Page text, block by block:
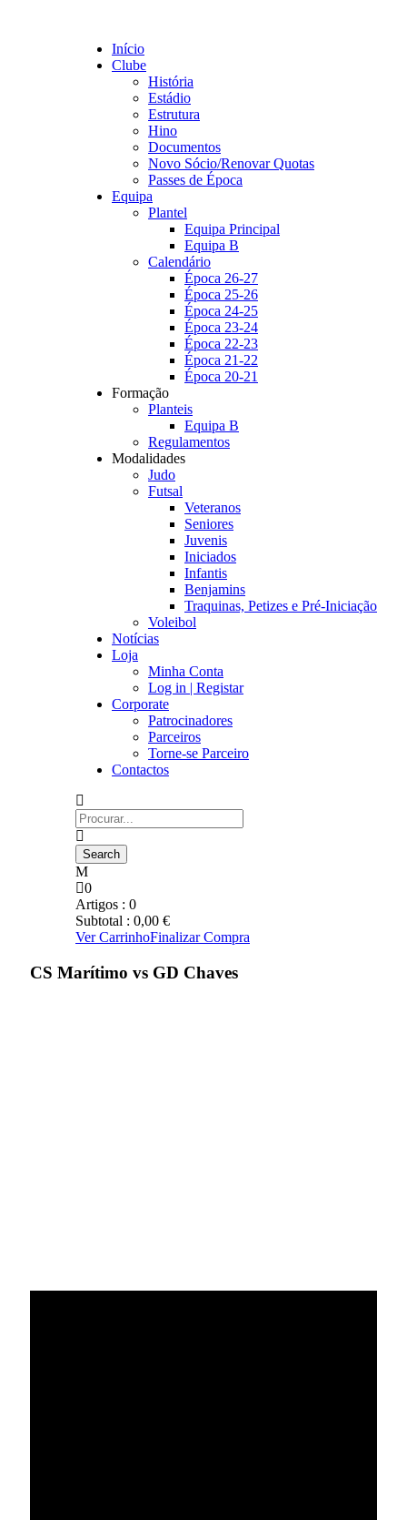
Início
Clube
História
Estádio
Estrutura
Hino
Documentos
Novo Sócio/Renovar Quotas
Passes de Época
Equipa
Plantel
Equipa Principal
Equipa B
Calendário
Época 26-27
Época 25-26
Época 24-25
Época 23-24
Época 22-23
Época 21-22
Época 20-21
Formação
Planteis
Equipa B
Regulamentos
Modalidades
Judo
Futsal
Veteranos
Seniores
Juvenis
Iniciados
Infantis
Benjamins
Traquinas, Petizes e Pré-Iniciação
Voleibol
Notícias
Loja
Minha Conta
Log in | Registar
Corporate
Patrocinadores
Parceiros
Torne-se Parceiro
Contactos
0
Artigos : 0
Subtotal : 0,00 €
Ver CarrinhoFinalizar Compra
CS Marítimo vs GD Chaves